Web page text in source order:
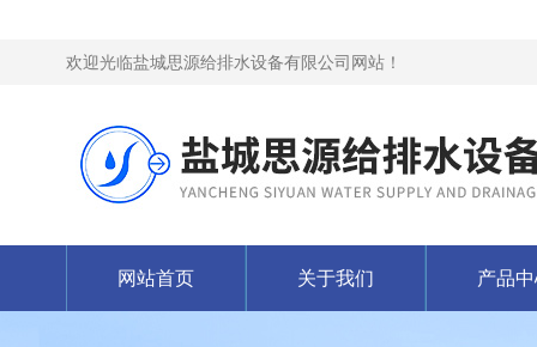
欢迎光临盐城思源给排水设备有限公司网站！
网站首页 关于我们 产品